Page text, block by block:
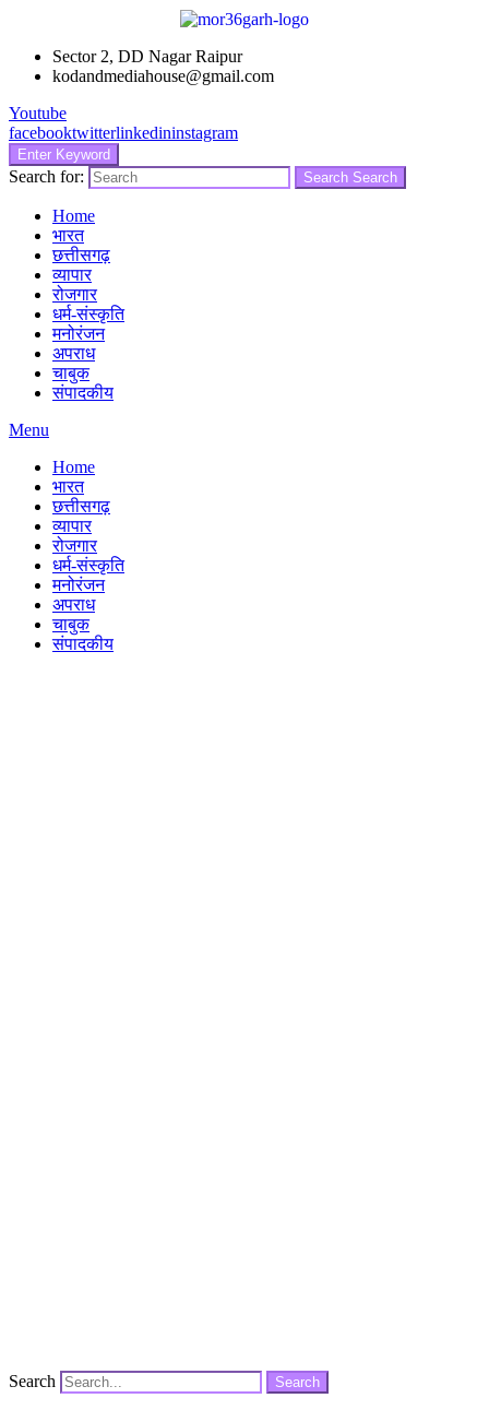
Sector 2, DD Nagar Raipur
kodandmediahouse@gmail.com
Youtube
facebooktwitterlinkedininstagram
Enter Keyword
Search for: Search Search
Home
भारत
छत्तीसगढ़
व्यापार
रोजगार
धर्म-संस्कृति
मनोरंजन
अपराध
चाबुक
संपादकीय
Menu
Home
भारत
छत्तीसगढ़
व्यापार
रोजगार
धर्म-संस्कृति
मनोरंजन
अपराध
चाबुक
संपादकीय
Search Search